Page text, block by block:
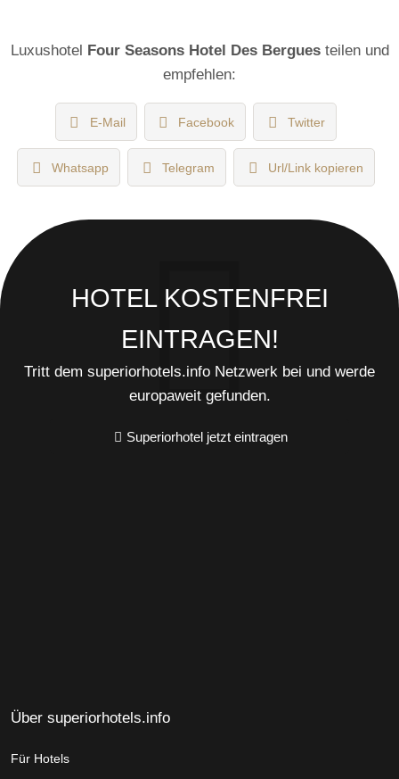
Luxushotel Four Seasons Hotel Des Berguesteilen und
empfehlen:
E-Mail Facebook Twitter
Whatsapp Telegram Url/Link kopieren
HOTEL KOSTENFREI
EINTRAGEN!
Tritt dem superiorhotels.info Netzwerk bei und werde
europaweit gefunden.
Superiorhotel jetzt eintragen
Über superiorhotels.info
Für Hotels